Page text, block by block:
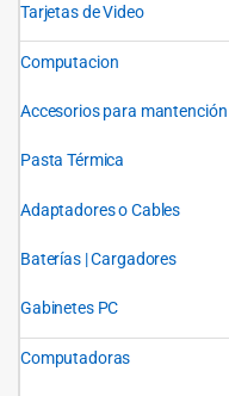
Tarjetas de Video
Computacion
Accesorios para mantención
Pasta Térmica
Adaptadores o Cables
Baterías | Cargadores
Gabinetes PC
Computadoras